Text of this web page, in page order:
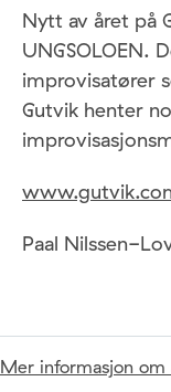
Nytt av året på
UNGSOLOEN.
improvisatører
Gutvik henter
Paal Nilssen-
Mer informasjon